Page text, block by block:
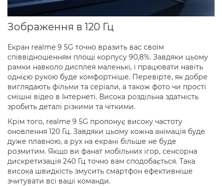
Зображення в 120 Гц
Екран realme 9 5G точно вразить вас своїм
співвідношенням площі корпусу 90,8%. Завдяки цьому
рамки навколо дисплея маленькі, і працювати навіть
однією рукою буде комфортніше. Перевірте, як добре
виглядають фільми та серіали, а також фото чи прості
смішні відео в Інтернеті. Висока роздільна здатність
зробить деталі різкими та чіткими.
Крім того, realme 9 5G пропонує високу частоту
оновлення 120 Гц. Завдяки цьому кожна анімація буде
дуже плавною, а рух на екрані більше не буде
розмитим. Якщо ви фанат мобільних ігор, сенсорна
дискретизація 240 Гц точно вам сподобається. Така
висока швидкість змусить смартфон ефективніше
зчитувати всі ваші команди.